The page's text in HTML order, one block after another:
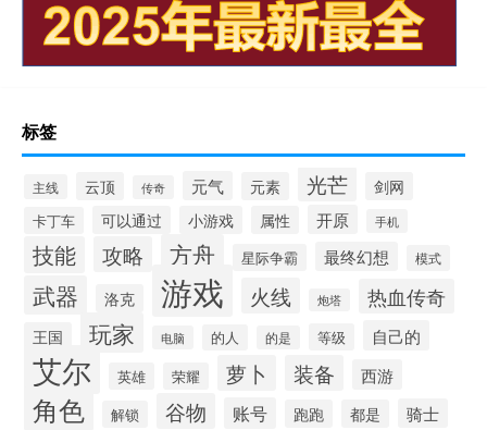
标签
主线 云顶 传奇 元气 元素 光芒 剑网
卡丁车 可以通过 小游戏 属性 开原 手机
技能 攻略 方舟 星际争霸 最终幻想 模式
武器 洛克 游戏 火线 炮塔 热血传奇
王国 玩家 电脑 的人 的是 等级 自己的
艾尔 英雄 荣耀 萝卜 装备 西游
角色 解锁 谷物 账号 跑跑 都是 骑士